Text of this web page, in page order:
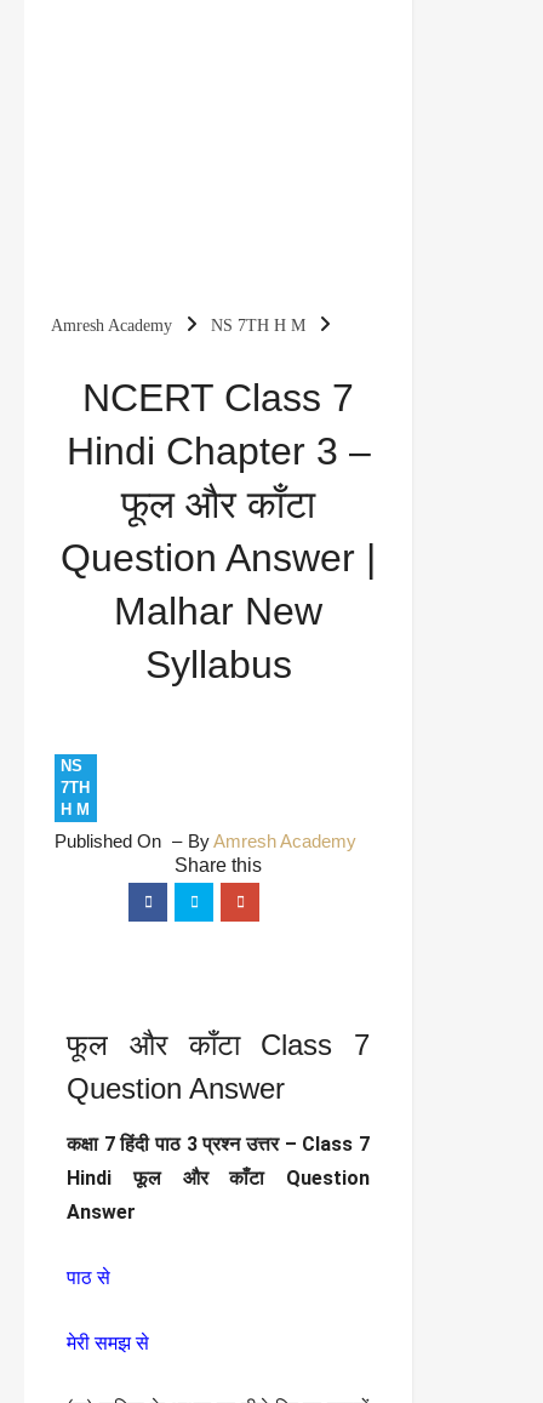
Amresh Academy NS 7TH H M
Question Answer | Malhar New Syllabus
NCERT Class 7
Hindi Chapter 3 –
फूल और काँटा
Question Answer |
Malhar New
Syllabus
NS
7TH
H M
Published On ByAmresh Academy
फूल और काँटा Class 7
Question Answer
कक्षा 7 हिंदी पाठ 3 प्रश्न उत्तर – Class 7
Hindi फूल और काँटा Question
Answer
पाठ से
मेरी समझ से